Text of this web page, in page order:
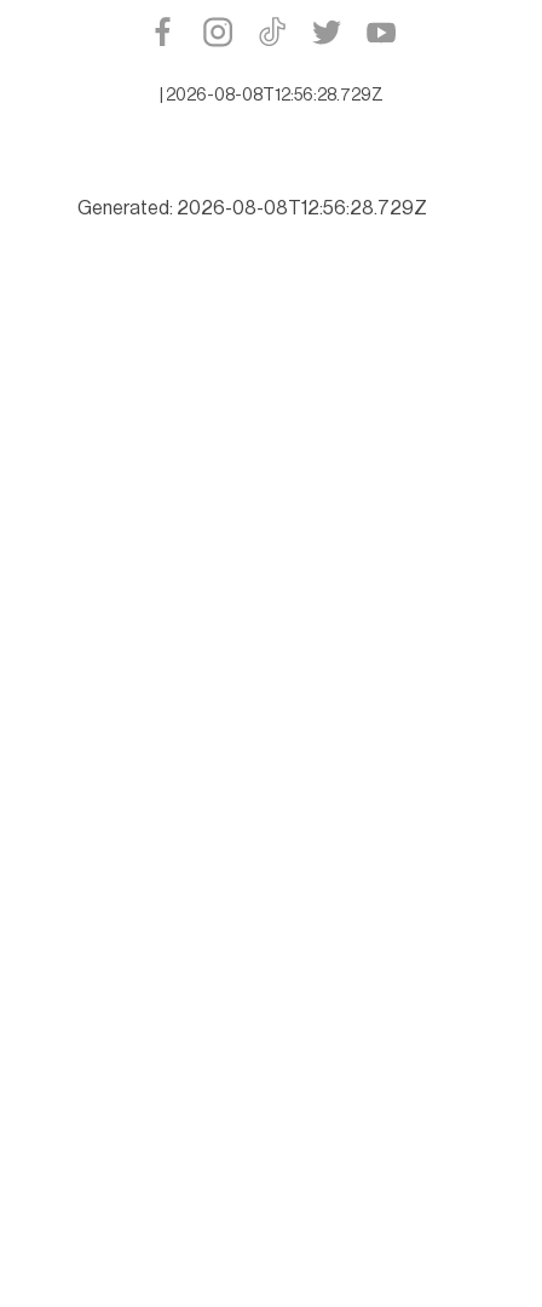
2026-08-08T12:56:28.729Z
Generated: 2026-08-08T12:56:28.729Z